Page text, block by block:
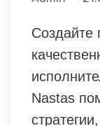
Создайте
Nastas